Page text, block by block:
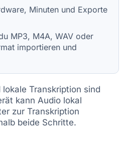
Minuten und Exporte
MP3, M4A, WAV oder
importieren und
Transkription sind
kann Audio lokal
zur Transkription
beide Schritte.